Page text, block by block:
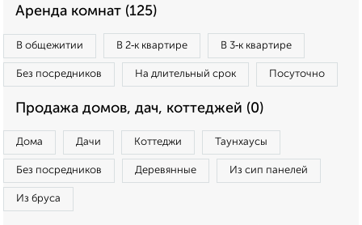
Аренда комнат (125)
В общежитии В 2‑к квартире В 3‑к квартире
Без посредников На длительный срок Посуточно
Продажа домов, дач, коттеджей (0)
Дома Дачи Коттеджи Таунхаусы
Без посредников Деревянные Из сип панелей
Из бруса